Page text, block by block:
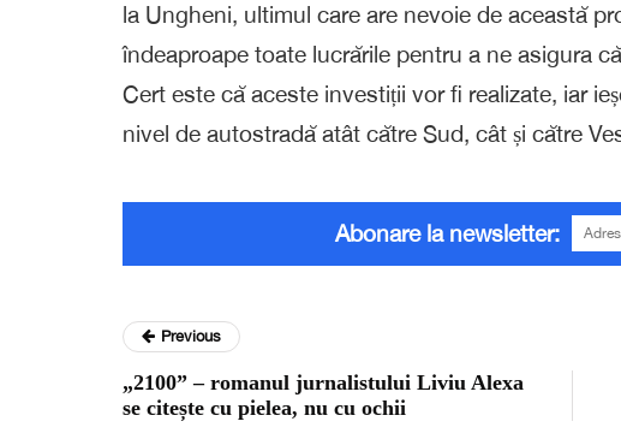
la Ungheni, ultimul care are nevoie de această
îndeaproape toate lucrările pentru a ne asigura
Cert este că aceste investiții vor fi realizate, iar
nivel de autostradă atât către Sud, cât și către
Abonare la newsletter:
Previous
„2100” – romanul jurnalistului Liviu Alexa
se citește cu pielea, nu cu ochii